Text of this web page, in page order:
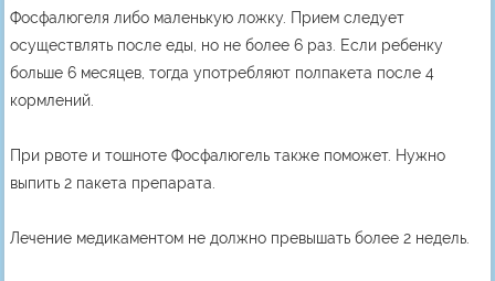
Фосфалюгеля либо маленькую ложку. Прием следует
осуществлять после еды, но не более 6 раз. Если ребенку
больше 6 месяцев, тогда употребляют полпакета после 4
кормлений.
При рвоте и тошноте Фосфалюгель также поможет. Нужно
выпить 2 пакета препарата.
Лечение медикаментом не должно превышать более 2 недель.